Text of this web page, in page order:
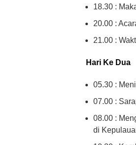
18.30 :
20.00 :
21.00 :
Hari Ke Dua
05.30 :
07.00 :
08.00 :
di